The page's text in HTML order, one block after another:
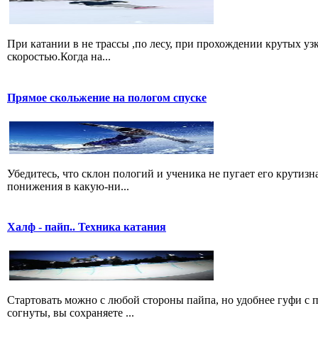
При катании в не трассы ,по лесу, при прохождении крутых
скоростью.Когда на...
Прямое скольжение на пологом спуске
Убедитесь, что склон пологий и ученика не пугает его
понижения в какую-ни...
Халф - пайп.. Техника катания
Стартовать можно с любой стороны пайпа, но удобнее гуфи с
согнуты, вы сохраняете ...